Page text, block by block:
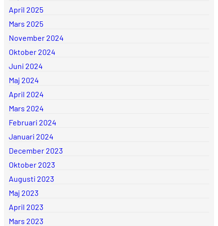
April 2025
Mars 2025
November 2024
Oktober 2024
Juni 2024
Maj 2024
April 2024
Mars 2024
Februari 2024
Januari 2024
December 2023
Oktober 2023
Augusti 2023
Maj 2023
April 2023
Mars 2023